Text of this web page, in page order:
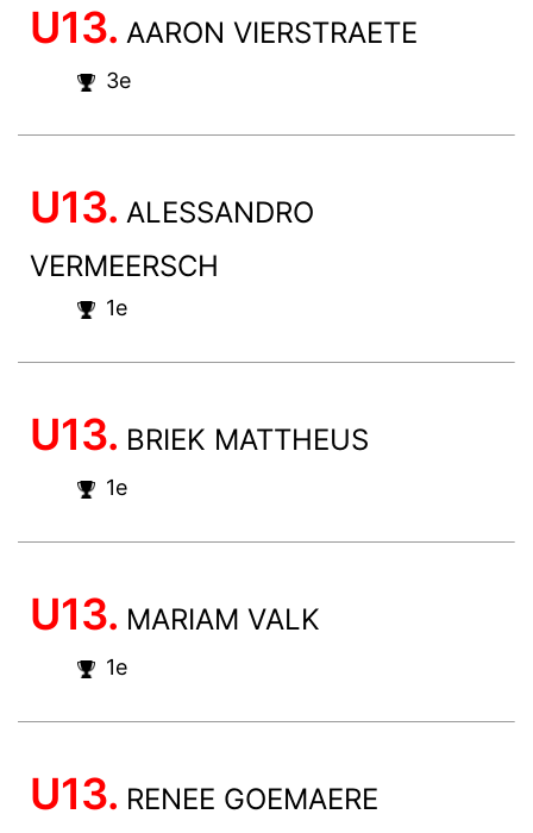
U13. AARON VIERSTRAETE
3e
U13. ALESSANDRO
VERMEERSCH
1e
U13. BRIEK MATTHEUS
1e
U13. MARIAM VALK
1e
U13. RENEE GOEMAERE